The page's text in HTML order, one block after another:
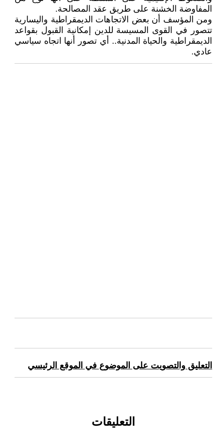
المفاوضة الخشنة على طريق عقد المصالحة.
ومن المؤسف أن بعض الاتجاهات الديمقراطية واليسارية
تتصور في القوى المسيسة للدين إمكانية القبول بقواعد
الديمقراطية والحياة المدنية.. أي تصور أنها اتجاه سياسي
عادي.
التعليق والتصويت على الموضوع في الموقع الرئيسي
التعليقات